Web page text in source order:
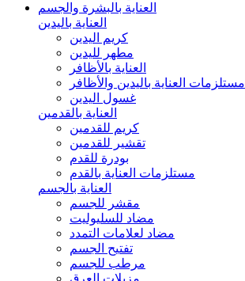
العناية بالبشرة والجسم
العناية باليدين
كريم اليدين
مطهر لليدين
العناية بالأظافر
مستلزمات العناية باليدين والأظافر
غسول اليدين
العناية بالقدمين
كريم للقدمين
تقشير للقدمين
بودرة للقدم
مستلزمات العناية بالقدم
العناية بالجسم
مقشر للجسم
مضاد للسليوليت
مضاد لعلامات التمدد
تفتيح الجسم
مرطب للجسم
مزيلات العرق